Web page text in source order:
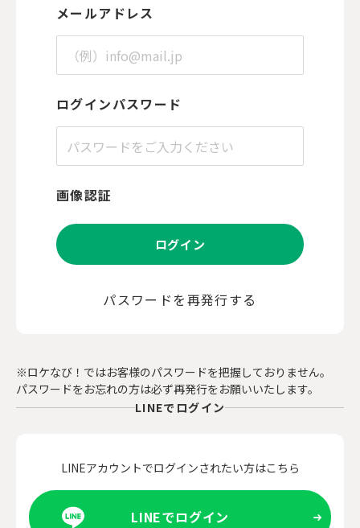
メールアドレス
ログインパスワード
画像認証
ログイン
パスワードを再発行する
※ロケなび！ではお客様のパスワードを把握しておりません。
パスワードをお忘れの方は必ず再発行をお願いいたします。
LINEでログイン
LINEアカウントでログインされたい方はこちら
LINEでログイン